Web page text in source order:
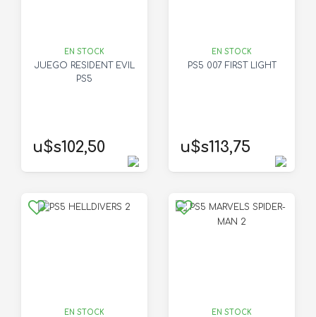
EN STOCK
JUEGO RESIDENT EVIL
PS5
u$s102,50
EN STOCK
PS5 007 FIRST LIGHT
u$s113,75
EN STOCK EN STOCK